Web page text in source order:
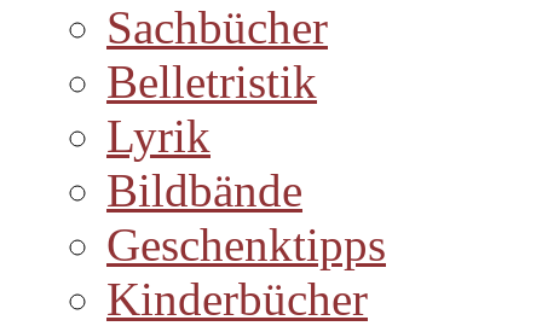
Sachbücher
Belletristik
Lyrik
Bildbände
Geschenktipps
Kinderbücher